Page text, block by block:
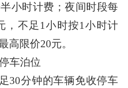
小时计费；夜间时段每
，不足 1小时按1小时计
高限价20元。
车泊位
30分钟的车辆免收停车